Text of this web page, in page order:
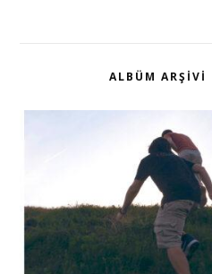
ALBÜM ARŞIVI